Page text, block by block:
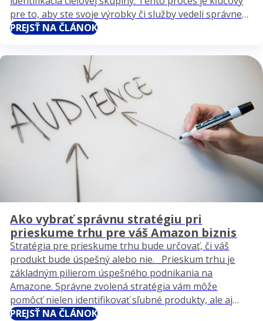
pre to, aby ste svoje výrobky či služby vedeli správne
nasmerovať k tým správnym zákazníkom. V tomto
PREJSŤ NA ČLÁNOK
Ako vybrať správnu stratégiu pri
prieskume trhu pre váš Amazon biznis
Stratégia pre prieskume trhu bude určovať, či váš
produkt bude úspešný alebo nie. Prieskum trhu je
základným pilierom úspešného podnikania na
Amazone. Správne zvolená stratégia vám môže
pomôcť nielen identifikovať sľubné produkty, ale aj
pochopiť potreby vašich zákazníkov a predbehnúť
PREJSŤ NA ČLÁNOK